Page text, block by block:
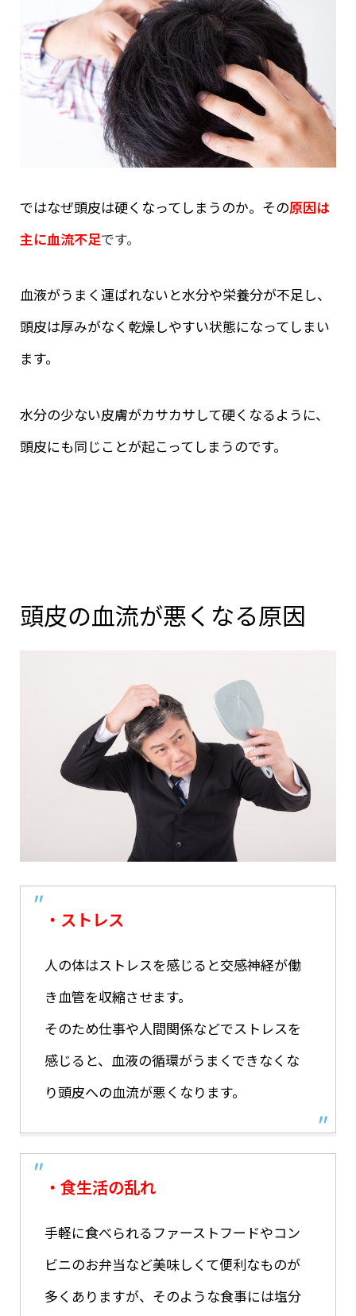
ではなぜ頭皮は硬くなってしまうのか。その原因は
主に血流不足です。
血液がうまく運ばれないと水分や栄養分が不足し、
頭皮は厚みがなく乾燥しやすい状態になってしまい
ます。
水分の少ない皮膚がカサカサして硬くなるように、
頭皮にも同じことが起こってしまうのです。
頭皮の血流が悪くなる原因
・ストレス
人の体はストレスを感じると交感神経が働
き血管を収縮させます。
そのため仕事や人間関係などでストレスを
感じると、血液の循環がうまくできなくな
り頭皮への血流が悪くなります。
・食生活の乱れ
手軽に食べられるファーストフードやコン
ビニのお弁当など美味しくて便利なものが
多くありますが、そのような食事には塩分